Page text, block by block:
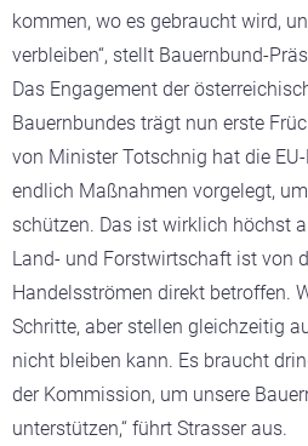
kommen, wo es gebraucht wird,
verbleiben“, stellt Bauernbund-
Das Engagement der
Bauernbundes trägt nun erste
von Minister Totschnig hat die
endlich Maßnahmen vorgelegt,
schützen. Das ist wirklich höchst
Land- und Forstwirtschaft ist von
Handelsströmen direkt betroffen.
Schritte, aber stellen gleichzeitig
nicht bleiben kann. Es braucht
der Kommission, um unsere
unterstützen,“ führt Strasser aus.